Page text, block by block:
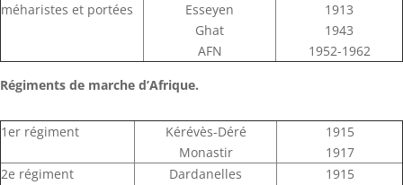
méharistes et portées
Esseyen
Ghat
AFN
1913
1943
1952-1962
Régiments de marche d’Afrique.
1er régiment
Kérévès-Déré
Monastir
1915
1917
2e régiment
Dardanelles
1915